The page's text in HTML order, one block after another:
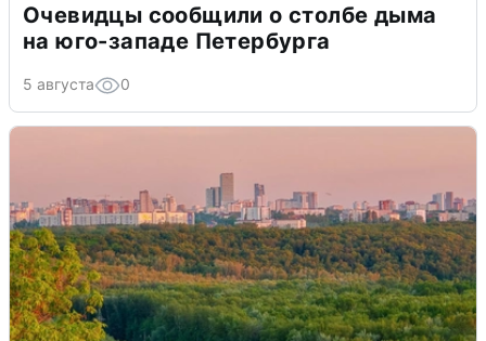
Очевидцы сообщили о столбе дыма
на юго-западе Петербурга
5 августа 0